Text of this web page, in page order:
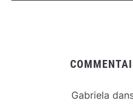
Gabriela